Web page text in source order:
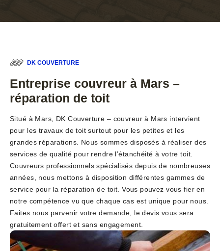
DK COUVERTURE
Entreprise couvreur à Mars –
réparation de toit
Situé à Mars, DK Couverture – couvreur à Mars intervient
pour les travaux de toit surtout pour les petites et les
grandes réparations. Nous sommes disposés à réaliser des
services de qualité pour rendre l’étanchéité à votre toit.
Couvreurs professionnels spécialisés depuis de nombreuses
années, nous mettons à disposition différentes gammes de
service pour la réparation de toit. Vous pouvez vous fier en
notre compétence vu que chaque cas est unique pour nous.
Faites nous parvenir votre demande, le devis vous sera
gratuitement offert et sans engagement.